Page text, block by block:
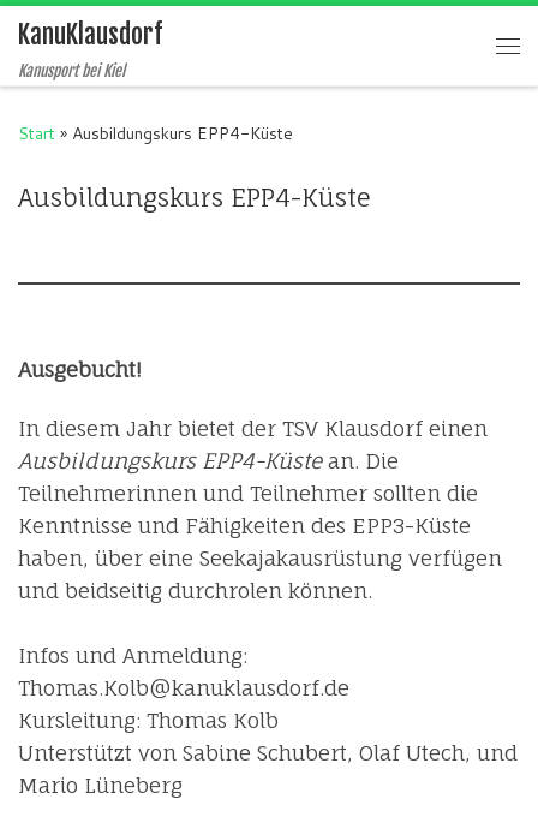
Zum Inhalt springen
KanuKlausdorf
Kanusport bei Kiel
Start » Ausbildungskurs EPP4-Küste
Ausbildungskurs EPP4-Küste
Ausgebucht!
In diesem Jahr bietet der TSV Klausdorf einen
Ausbildungskurs EPP4-Küstean. Die
Teilnehmerinnen und Teilnehmer sollten die
Kenntnisse und Fähigkeiten des EPP3-Küste
haben, über eine Seekajakausrüstung verfügen
und beidseitig durchrolen können.
Infos und Anmeldung:
Thomas.Kolb@kanuklausdorf.de
Kursleitung: Thomas Kolb
Unterstützt von Sabine Schubert, Olaf Utech, und
Mario Lüneberg